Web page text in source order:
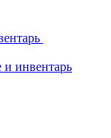
и инвентарь